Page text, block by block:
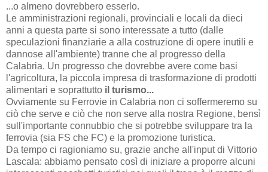
...o almeno dovrebbero esserlo.
Le amministrazioni regionali, provinciali e locali da dieci
anni a questa parte si sono interessate a tutto (dalle
speculazioni finanziarie a alla costruzione di opere inutili e
dannose all'ambiente) tranne che al progresso della
Calabria. Un progresso che dovrebbe avere come basi
l'agricoltura, la piccola impresa di trasformazione di prodotti
alimentari e soprattutto il turismo...
Ovviamente su Ferrovie in Calabria non ci soffermeremo su
ciò che serve e ciò che non serve alla nostra Regione, bensì
sull'importante connubbio che si potrebbe sviluppare tra la
ferrovia (sia FS che FC) e la promozione turistica.
Da tempo ci ragioniamo su, grazie anche all'input di Vittorio
Lascala: abbiamo pensato così di iniziare a proporre alcuni